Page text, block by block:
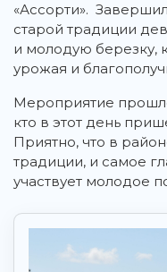
«Ассорти».
старой традиции
и молодую березку,
урожая и
Мероприятие
кто в этот день
Приятно, что в
традиции, и самое
участвует молодое